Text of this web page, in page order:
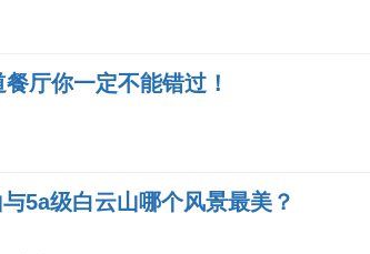
厅你一定不能错过！
5a级白云山哪个风景最美？